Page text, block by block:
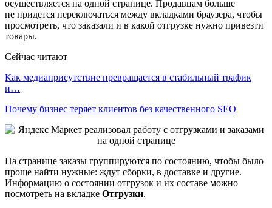
осуществляется на одной странице. Продавцам больше
не придется переключаться между вкладками браузера, чтобы
просмотреть, что заказали и в какой отгрузке нужно привезти
товары.
Сейчас читают
Как медиаприсутствие превращается в стабильный трафик
и…
Почему бизнес теряет клиентов без качественного SEO
На странице заказы группируются по состоянию, чтобы было
проще найти нужные: ждут сборки, в доставке и другие.
Информацию о состоянии отгрузок и их составе можно
посмотреть на вкладке Отгрузки.